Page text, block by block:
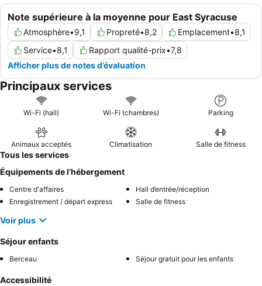
Note supérieure à la moyenne pour East Syracuse
Atmosphère•9,1 Propreté•8,2 Emplacement•8,1
Service•8,1 Rapport qualité-prix•7,8
Afficher plus de notes d’évaluation
Principaux services
Wi-Fi (hall) Wi-Fi (chambres) Parking
Animaux acceptés Climatisation Salle de fitness
Tous les services
Équipements de l’hébergement
Centre d'affaires
Hall d’entrée/réception
Enregistrement / départ express
Salle de fitness
Voir plus
Séjour enfants
Berceau Séjour gratuit pour les enfants
Accessibilité